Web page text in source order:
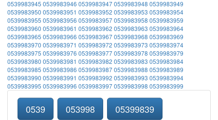
0539983945 0539983946 05399839470539983948 0539983949
0539983950 0539983951 0539983952 0539983953 0539983954
0539983955 0539983956 05399839570539983958 0539983959
0539983960 0539983961 0539983962 0539983963 0539983964
0539983965 0539983966 05399839670539983968 0539983969
0539983970 0539983971 0539983972 0539983973 0539983974
0539983975 0539983976 05399839770539983978 0539983979
0539983980 0539983981 0539983982 0539983983 0539983984
0539983985 0539983986 05399839870539983988 0539983989
0539983990 0539983991 0539983992 0539983993 0539983994
0539983995 0539983996 05399839970539983998 0539983999
0539 053998 05399839